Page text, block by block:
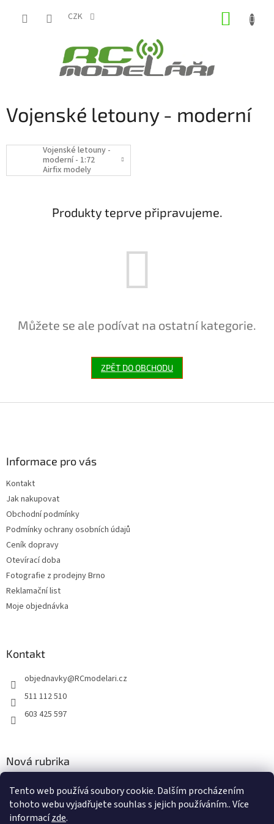
Tento web používá soubory cookie. Dalším procházením
tohoto webu vyjadřujete souhlas s jejich používáním.. Více
informacízde.
CZK
Vojenské letouny - moderní
Vojenské letouny -
moderní - 1:72
Airfix modely
Produkty teprve připravujeme.
Můžete se ale podívat na ostatní kategorie.
ZPĚT DO OBCHODU
Informace pro vás
Kontakt
Jak nakupovat
Obchodní podmínky
Podmínky ochrany osobních údajů
Ceník dopravy
Otevírací doba
Fotografie z prodejny Brno
Reklamační list
Moje objednávka
Kontakt
objednavky@RCmodelari.cz
511 112 510
603 425 597
Nová rubrika
2.4.2020